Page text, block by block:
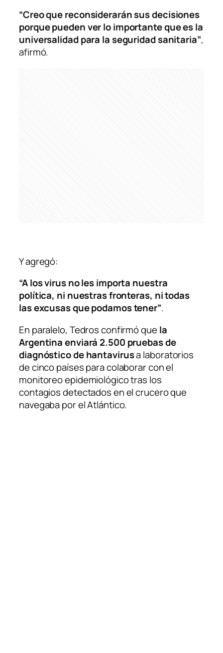
“Creo que reconsiderarán sus decisiones
porque pueden ver lo importante que es la
universalidad para la seguridad sanitaria”,
afirmó.
Y agregó:
“A los virus no les importa nuestra
política, ni nuestras fronteras, ni todas
las excusas que podamos tener”.
En paralelo, Tedros confirmó que la
Argentina enviará 2.500 pruebas de
diagnóstico de hantavirusa laboratorios
de cinco países para colaborar con el
monitoreo epidemiológico tras los
contagios detectados en el crucero que
navegaba por el Atlántico.